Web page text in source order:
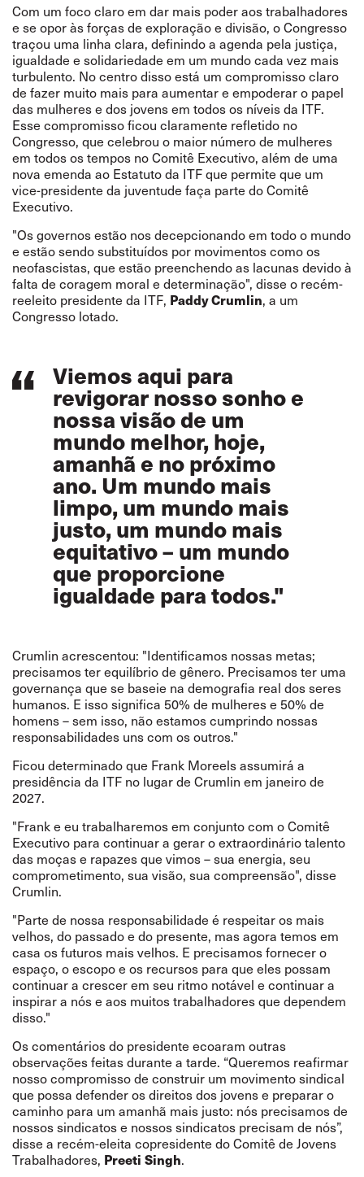
Com um foco claro em dar mais poder aos trabalhadores
e se opor às forças de exploração e divisão, o Congresso
traçou uma linha clara, definindo a agenda pela justiça,
igualdade e solidariedade em um mundo cada vez mais
turbulento. No centro disso está um compromisso claro
de fazer muito mais para aumentar e empoderar o papel
das mulheres e dos jovens em todos os níveis da ITF.
Esse compromisso ficou claramente refletido no
Congresso, que celebrou o maior número de mulheres
em todos os tempos no Comitê Executivo, além de uma
nova emenda ao Estatuto da ITF que permite que um
vice-presidente da juventude faça parte do Comitê
Executivo.
"Os governos estão nos decepcionando em todo o mundo
e estão sendo substituídos por movimentos como os
neofascistas, que estão preenchendo as lacunas devido à
falta de coragem moral e determinação", disse o recém-
reeleito presidente da ITF, Paddy Crumlin, a um
Congresso lotado.
Viemos aqui para
revigorar nosso sonho e
nossa visão de um
mundo melhor, hoje,
amanhã e no próximo
ano. Um mundo mais
limpo, um mundo mais
justo, um mundo mais
equitativo – um mundo
que proporcione
igualdade para todos."
Crumlin acrescentou: "Identificamos nossas metas;
precisamos ter equilíbrio de gênero. Precisamos ter uma
governança que se baseie na demografia real dos seres
humanos. E isso significa 50% de mulheres e 50% de
homens – sem isso, não estamos cumprindo nossas
responsabilidades uns com os outros."
Ficou determinado que Frank Moreels assumirá a
presidência da ITF no lugar de Crumlin em janeiro de
2027.
"Frank e eu trabalharemos em conjunto com o Comitê
Executivo para continuar a gerar o extraordinário talento
das moças e rapazes que vimos – sua energia, seu
comprometimento, sua visão, sua compreensão", disse
Crumlin.
"Parte de nossa responsabilidade é respeitar os mais
velhos, do passado e do presente, mas agora temos em
casa os futuros mais velhos. E precisamos fornecer o
espaço, o escopo e os recursos para que eles possam
continuar a crescer em seu ritmo notável e continuar a
inspirar a nós e aos muitos trabalhadores que dependem
disso."
Os comentários do presidente ecoaram outras
observações feitas durante a tarde. “Queremos reafirmar
nosso compromisso de construir um movimento sindical
que possa defender os direitos dos jovens e preparar o
caminho para um amanhã mais justo: nós precisamos de
nossos sindicatos e nossos sindicatos precisam de nós”,
disse a recém-eleita copresidente do Comitê de Jovens
Trabalhadores, Preeti Singh.